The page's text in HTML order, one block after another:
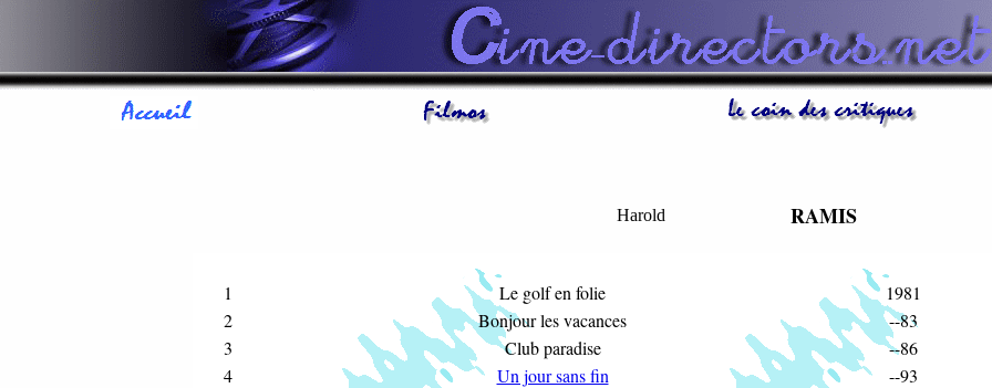
Harold RAMIS
1 Le golf en folie 1981
2 Bonjour les vacances --83
3 Club paradise --86
4 Un jour sans fin --93